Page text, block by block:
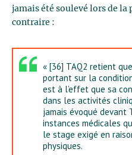
jamais été soulevé lors de
contraire :
« [36] TAQ2 retient
portant sur la
est à l’effet que sa
dans les activités
jamais évoqué devant
instances médicales
le stage exigé en
physiques.